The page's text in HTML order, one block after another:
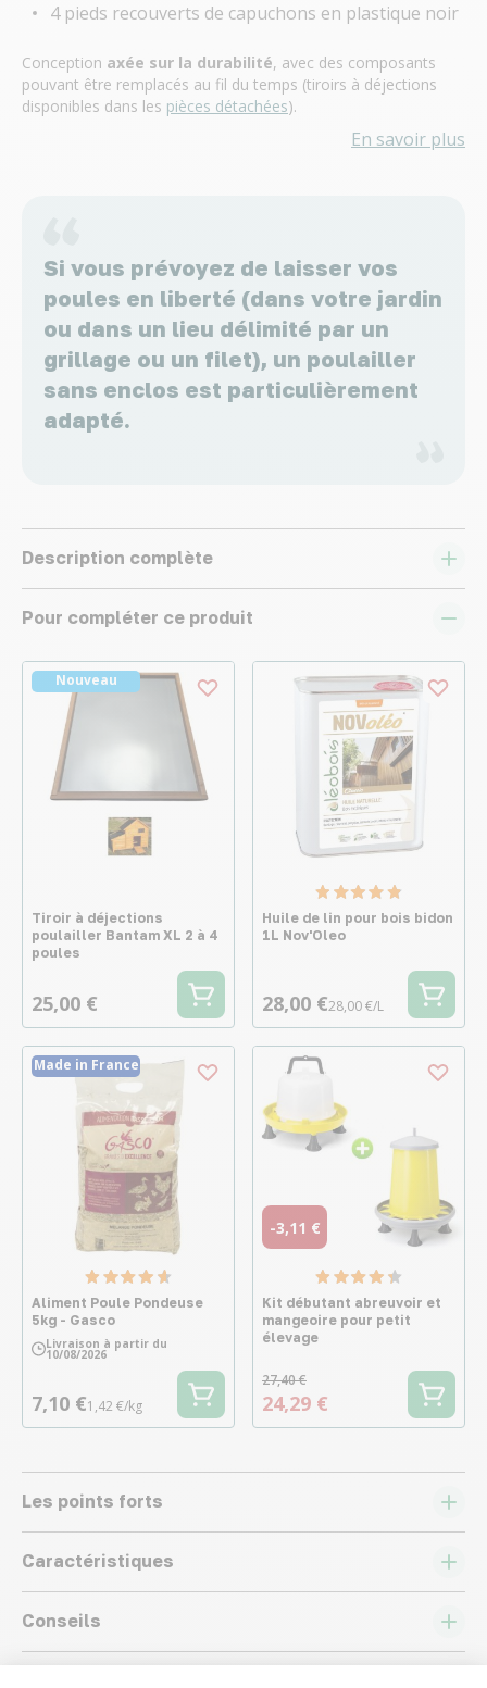
4 pieds recouverts de capuchons en plastique noir
Conception axée sur la durabilité, avec des composants
pouvant être remplacés au fil du temps (tiroirs à déjections
disponibles dans les pièces détachées).
En savoir plus
Si vous prévoyez de laisser vos
poules en liberté (dans votre jardin
ou dans un lieu délimité par un
grillage ou un filet), un poulailler
sans enclos est particulièrement
adapté.
Description complète
Pour compléter ce produit
Nouveau
Tiroir à déjections
poulailler Bantam XL 2 à 4
poules
25,00 €
Huile de lin pour bois bidon
1L Nov'Oleo
28,00 €28,00 €/L
Made in France
Aliment Poule Pondeuse
5kg - Gasco
Livraison à partir du
10/08/2026
7,10 €1,42 €/kg
-3,11 €
Kit débutant abreuvoir et
mangeoire pour petit
élevage
27,40 €
24,29 €
Les points forts
Caractéristiques
Conseils